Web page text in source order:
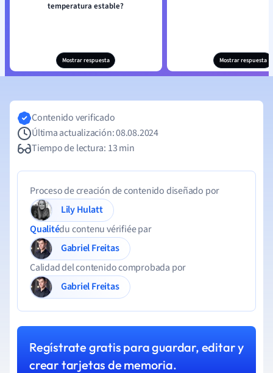
temperatura estable?
Mostrar respuesta Mostrar respuesta
Contenido verificado
Última actualización: 08.08.2024
Tiempo de lectura: 13 min
Proceso de creación de contenido diseñado por
Lily Hulatt
Qualitédu contenu vérifiée par
Gabriel Freitas
Calidad del contenido comprobada por
Gabriel Freitas
Regístrate gratis para guardar, editar y
crear tarjetas de memoria.